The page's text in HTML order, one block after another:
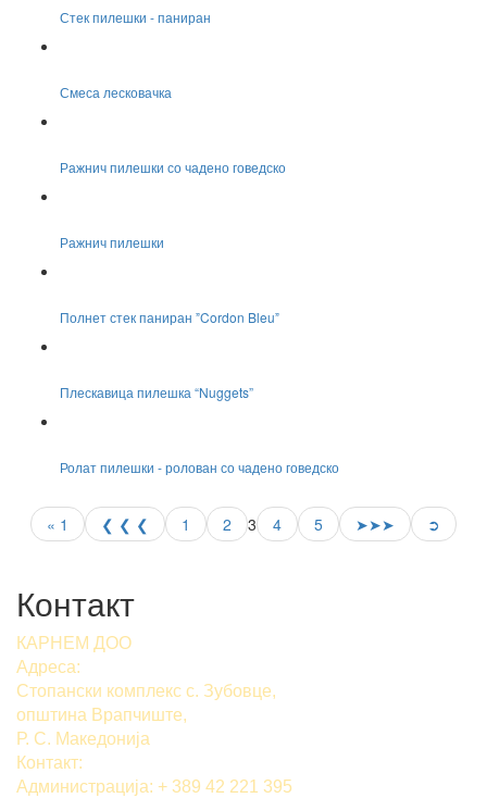
Стек пилешки - паниран
Смеса лесковачка
Ражнич пилешки со чадено говедско
Ражнич пилешки
Полнет стек паниран ˮCordon Bleuˮ
Плескавица пилешка “Nuggets”
Ролат пилешки - ролован со чадено говедско
Страници
« 1 ❮ ❮ ❮ 1 2 3 4 5 ➤➤➤ ➲
Контакт
КАРНЕМ ДОО
Адреса:
Стопански комплекс с. Зубовце,
општина Врапчиште,
Р. С. Македонија
Контакт:
Администрација: + 389 42 221 395